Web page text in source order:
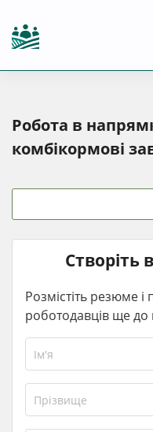
Робота в
комбікормові
Створіть
Розмістіть резюме і
роботодавців ще до